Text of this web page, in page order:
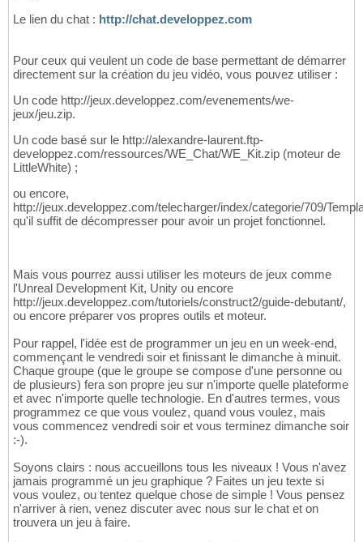
Le lien du chat : http://chat.developpez.com
Pour ceux qui veulent un code de base permettant de démarrer
directement sur la création du jeu vidéo, vous pouvez utiliser :
Un code http://jeux.developpez.com/evenements/we-
jeux/jeu.zip.
Un code basé sur le http://alexandre-laurent.ftp-
developpez.com/ressources/WE_Chat/WE_Kit.zip (moteur de
LittleWhite) ;
ou encore,
http://jeux.developpez.com/telecharger/index/categorie/709/
qu'il suffit de décompresser pour avoir un projet fonctionnel.
Mais vous pourrez aussi utiliser les moteurs de jeux comme
l'Unreal Development Kit, Unity ou encore
http://jeux.developpez.com/tutoriels/construct2/guide-debutant/,
ou encore préparer vos propres outils et moteur.
Pour rappel, l'idée est de programmer un jeu en un week-end,
commençant le vendredi soir et finissant le dimanche à minuit.
Chaque groupe (que le groupe se compose d'une personne ou
de plusieurs) fera son propre jeu sur n'importe quelle plateforme
et avec n'importe quelle technologie. En d'autres termes, vous
programmez ce que vous voulez, quand vous voulez, mais
vous commencez vendredi soir et vous terminez dimanche soir
:-).
Soyons clairs : nous accueillons tous les niveaux ! Vous n'avez
jamais programmé un jeu graphique ? Faites un jeu texte si
vous voulez, ou tentez quelque chose de simple ! Vous pensez
n'arriver à rien, venez discuter avec nous sur le chat et on
trouvera un jeu à faire.